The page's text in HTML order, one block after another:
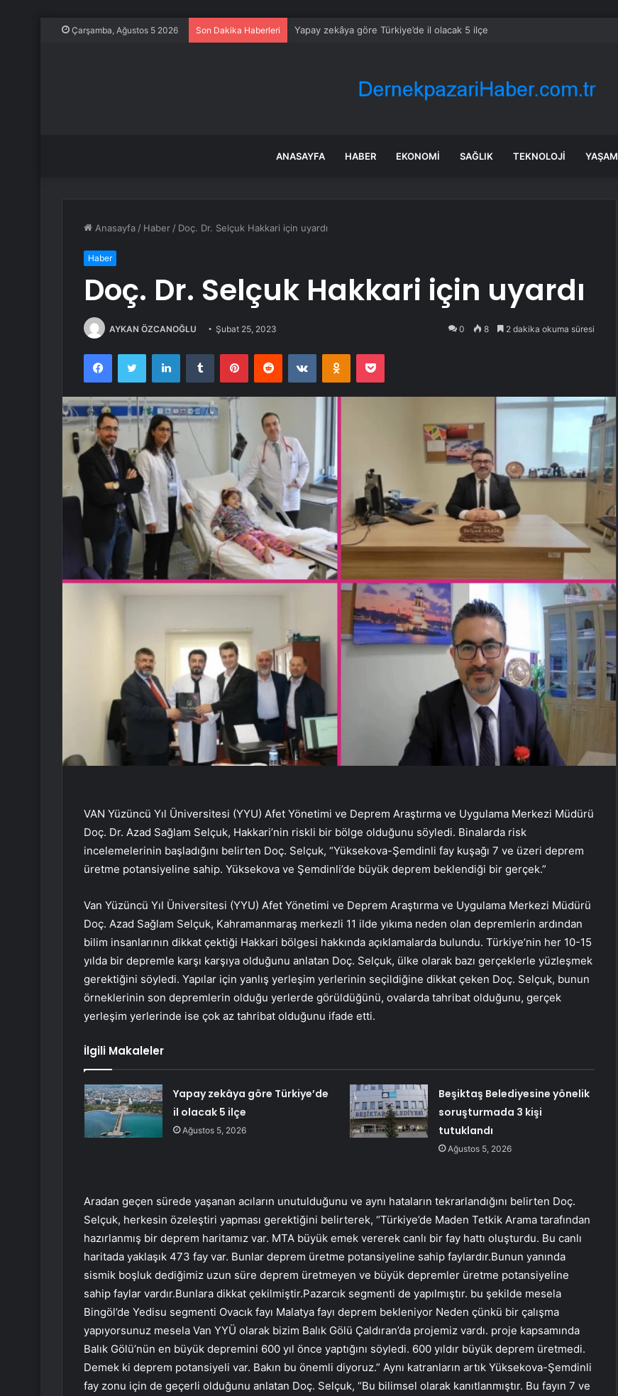
Çarşamba, Ağustos 5 2026 Son Dakika Haberleri Yapay zekâya göre Türkiye’de il olacak 5 ilçe
ANASAYFA HABER EKONOMI SAĞLIK TEKNOLOJI YAŞAM
Anasayfa / Haber / Doç. Dr. Selçuk Hakkari için uyardı
Haber
Doç. Dr. Selçuk Hakkari için uyardı
AYKAN ÖZCANOĞLU Şubat 25, 2023 0 8 2 dakika okuma süresi
FacebookTwitter LinkedInTumblr PinterestReddit VKontakteOdnoklassniki
Pocket
VAN Yüzüncü Yıl Üniversitesi (YYU) Afet Yönetimi ve Deprem Araştırma ve Uygulama Merkezi Müdürü
Doç. Dr. Azad Sağlam Selçuk, Hakkari’nin riskli bir bölge olduğunu söyledi. Binalarda risk
incelemelerinin başladığını belirten Doç. Selçuk, “Yüksekova-Şemdinli fay kuşağı 7 ve üzeri deprem
üretme potansiyeline sahip. Yüksekova ve Şemdinli’de büyük deprem beklendiği bir gerçek.”
Van Yüzüncü Yıl Üniversitesi (YYU) Afet Yönetimi ve Deprem Araştırma ve Uygulama Merkezi Müdürü
Doç. Azad Sağlam Selçuk, Kahramanmaraş merkezli 11 ilde yıkıma neden olan depremlerin ardından
bilim insanlarının dikkat çektiği Hakkari bölgesi hakkında açıklamalarda bulundu. Türkiye’nin her 10-15
yılda bir depremle karşı karşıya olduğunu anlatan Doç. Selçuk, ülke olarak bazı gerçeklerle yüzleşmek
gerektiğini söyledi. Yapılar için yanlış yerleşim yerlerinin seçildiğine dikkat çeken Doç. Selçuk, bunun
örneklerinin son depremlerin olduğu yerlerde görüldüğünü, ovalarda tahribat olduğunu, gerçek
yerleşim yerlerinde ise çok az tahribat olduğunu ifade etti.
İlgili Makaleler
Yapay zekâya göre Türkiye’de
il olacak 5 ilçe
Ağustos 5, 2026
Beşiktaş Belediyesine yönelik
soruşturmada 3 kişi
tutuklandı
Ağustos 5, 2026
Aradan geçen sürede yaşanan acıların unutulduğunu ve aynı hataların tekrarlandığını belirten Doç.
Selçuk, herkesin özeleştiri yapması gerektiğini belirterek, “Türkiye’de Maden Tetkik Arama tarafından
hazırlanmış bir deprem haritamız var. MTA büyük emek vererek canlı bir fay hattı oluşturdu. Bu canlı
haritada yaklaşık 473 fay var. Bunlar deprem üretme potansiyeline sahip faylardır.Bunun yanında
sismik boşluk dediğimiz uzun süre deprem üretmeyen ve büyük depremler üretme potansiyeline
sahip faylar vardır.Bunlara dikkat çekilmiştir.Pazarcık segmenti de yapılmıştır. bu şekilde mesela
Bingöl’de Yedisu segmenti Ovacık fayı Malatya fayı deprem bekleniyor Neden çünkü bir çalışma
yapıyorsunuz mesela Van YYÜ olarak bizim Balık Gölü Çaldıran’da projemiz vardı. proje kapsamında
Balık Gölü’nün en büyük depremini 600 yıl önce yaptığını söyledi. 600 yıldır büyük deprem üretmedi.
Demek ki deprem potansiyeli var. Bakın bu önemli diyoruz.” Aynı katranların artık Yüksekova-Şemdinli
fay zonu için de geçerli olduğunu anlatan Doç. Selçuk, “Bu bilimsel olarak kanıtlanmıştır. Bu fayın 7 ve